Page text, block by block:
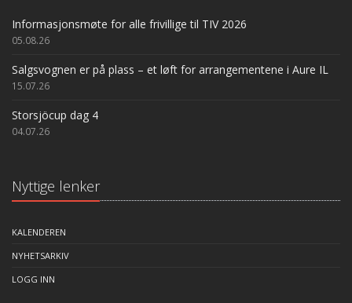
Informasjonsmøte for alle frivillige til TIV 2026
05.08.26
Salgsvognen er på plass – et løft for arrangementene i Aure IL
15.07.26
Storsjöcup dag 4
04.07.26
Nyttige lenker
KALENDEREN
NYHETSARKIV
LOGG INN